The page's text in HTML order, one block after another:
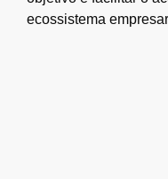
ecossistema